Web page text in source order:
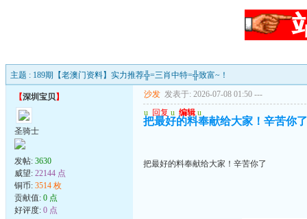
主题 : 189期【老澳门资料】实力推荐╬=三肖中特=╬致富~！
【深圳宝贝】
圣骑士
发帖: 3630
威望: 22144 点
铜币: 3514 枚
贡献值: 0 点
好评度: 0 点
沙发 发表于: 2026-07-08 01:50 ---
u 回复 u 编辑 u
把最好的料奉献给大家！辛苦你了
把最好的料奉献给大家！辛苦你了